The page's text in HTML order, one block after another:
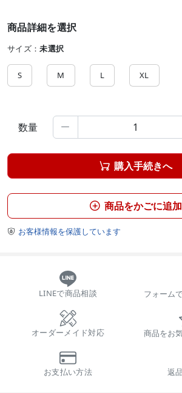
商品詳細を選択
サイズ：未選択
S M L XL
数量 
 購入手続きへ
 商品をかごに追加
 お客様情報を保護しています
LINEで商品相談 フォーム
オーダーメイド対応 商品をお
お支払い方法 返